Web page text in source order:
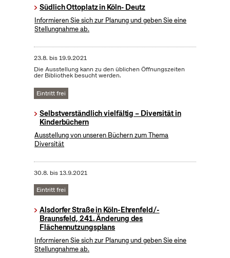
Südlich Ottoplatz in Köln- Deutz
Informieren Sie sich zur Planung und geben Sie eine
Stellungnahme ab.
23.8. bis19.9.2021
Die Ausstellung kann zu den üblichen Öffnungszeiten
der Bibliothek besucht werden.
Eintritt frei
Selbstverständlich vielfältig – Diversität in
Kinderbüchern
Ausstellung von unseren Büchern zum Thema
Diversität
30.8. bis13.9.2021
Eintritt frei
Alsdorfer Straße in Köln-Ehrenfeld/-
Braunsfeld, 241. Änderung des
Flächennutzungsplans
Informieren Sie sich zur Planung und geben Sie eine
Stellungnahme ab.